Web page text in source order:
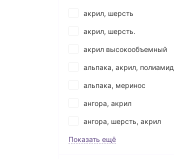
акрил, шерсть
акрил, шерсть.
акрил высокообъемный
альпака, акрил, полиамид
альпака, меринос
ангора, акрил
ангора, шерсть, акрил
Показать ещё